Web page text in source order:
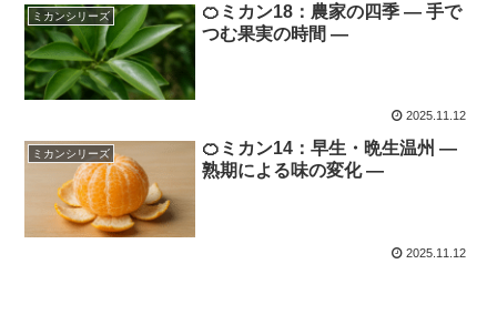
ミカンシリーズ
🍊ミカン18：農家の四季 ― 手で
つむ果実の時間 ―
2025.11.12
ミカンシリーズ
🍊ミカン14：早生・晩生温州 ―
熟期による味の変化 ―
2025.11.12